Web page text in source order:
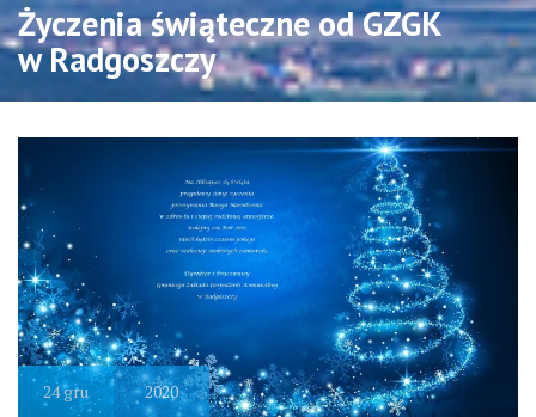
Życzenia świąteczne od GZGK
w Radgoszczy
24gru 2020